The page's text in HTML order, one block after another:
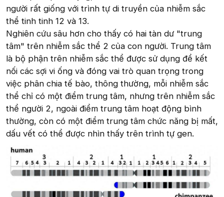
người rất giống với trình tự di truyền của nhiễm sắc
thể tinh tinh 12 và 13.
Nghiên cứu sâu hơn cho thấy có hai tàn dư "trung
tâm" trên nhiễm sắc thể 2 của con người. Trung tâm
là bộ phận trên nhiễm sắc thể được sử dụng để kết
nối các sợi vi ống và đóng vai trò quan trọng trong
việc phân chia tế bào, thông thường, mỗi nhiễm sắc
thể chỉ có một điểm trung tâm, nhưng trên nhiễm sắc
thể người 2, ngoài điểm trung tâm hoạt động bình
thường, còn có một điểm trung tâm chức năng bị mất,
dấu vết có thể được nhìn thấy trên trình tự gen.